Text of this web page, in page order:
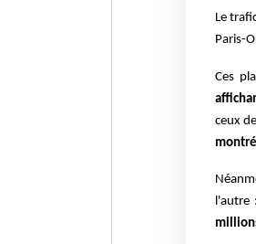
Le
Paris-
Ces
ceux de